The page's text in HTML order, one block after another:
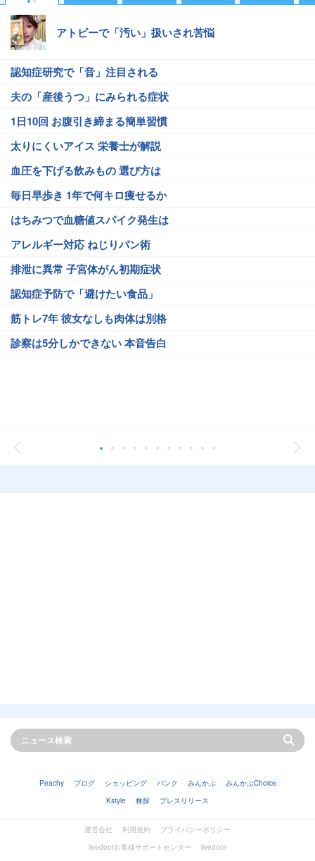
アトピーで「汚い」扱いされ苦悩
認知症研究で「音」注目される
夫の「産後うつ」にみられる症状
1日10回 お腹引き締まる簡単習慣
太りにくいアイス 栄養士が解説
血圧を下げる飲みもの 選び方は
毎日早歩き 1年で何キロ痩せるか
はちみつで血糖値スパイク発生は
アレルギー対応 ねじりパン術
排泄に異常 子宮体がん初期症状
認知症予防で「避けたい食品」
筋トレ7年 彼女なしも肉体は別格
診察は5分しかできない 本音告白
Peachy ブログ ショッピング バンク みんかぶ
みんかぶChoice
Kstyle
株探 プレスリリース
運営会社 利用規約
プライバシーポリシー
livedoorお客様サポートセンター
livedoor